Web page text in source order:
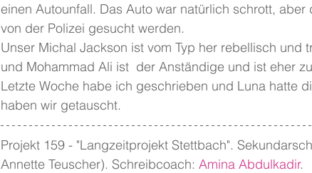
einen Autounfall. Das Auto war natürlich schrott,
von der Polizei gesucht werden.
Unser Michal Jackson ist vom Typ her rebellisch und
und Mohammad Ali ist  der Anständige und ist eher
Letzte Woche habe ich geschrieben und Luna hatte
haben wir getauscht.
Projekt 159 - "Langzeitprojekt Stettbach".
Annette Teuscher). Schreibcoach: Amina Abdulkadir.